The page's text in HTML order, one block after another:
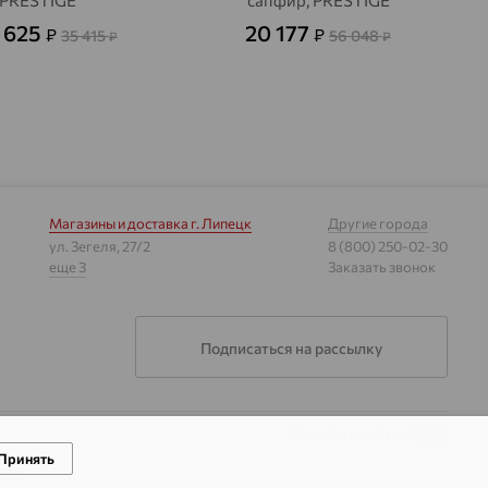
₽ 35 415₽ 20 177 ₽ 56 048₽
Магазины и доставка г. Липецк
ул. Зегеля, 27/2
еще 3
Другие города
8 (800) 250-02-30
Заказать звонок
Подписаться на рассылку